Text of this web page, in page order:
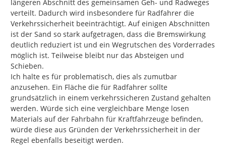
längeren Abschnitt des gemeinsamen Geh- und Radweges
verteilt. Dadurch wird insbesondere für Radfahrer die
Verkehrssicherheit beeinträchtigt. Auf einigen Abschnitten
ist der Sand so stark aufgetragen, dass die Bremswirkung
deutlich reduziert ist und ein Wegrutschen des Vorderrades
möglich ist. Teilweise bleibt nur das Absteigen und
Schieben.
Ich halte es für problematisch, dies als zumutbar
anzusehen. Ein Fläche die für Radfahrer sollte
grundsätzlich in einem verkehrssicheren Zustand gehalten
werden. Würde sich eine vergleichbare Menge losen
Materials auf der Fahrbahn für Kraftfahrzeuge befinden,
würde diese aus Gründen der Verkehrssicherheit in der
Regel ebenfalls beseitigt werden.